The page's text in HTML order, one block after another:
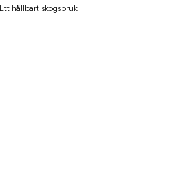
Ett hållbart skogsbruk